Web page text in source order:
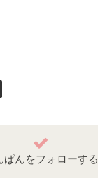
ぱんをフォローする